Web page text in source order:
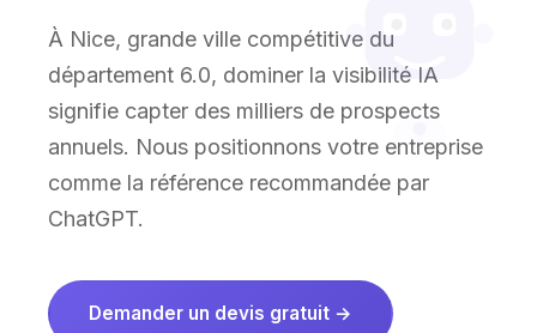
À Nice, grande ville compétitive du
département 6.0, dominer la visibilité IA
signifie capter des milliers de prospects
annuels. Nous positionnons votre entreprise
comme la référence recommandée par
ChatGPT.
Demander un devis gratuit →